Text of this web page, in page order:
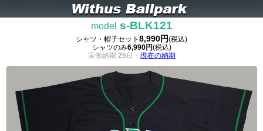
model s-BLK121
シャツ・帽子セット 8,990円(税込)
シャツのみ6,990円(税込)
実働納期 25日・ 現在の納期